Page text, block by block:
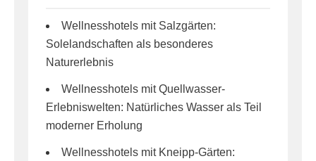
Wellnesshotels mit Salzgärten:
Solelandschaften als besonderes
Naturerlebnis
Wellnesshotels mit Quellwasser-
Erlebniswelten: Natürliches Wasser als Teil
moderner Erholung
Wellnesshotels mit Kneipp-Gärten: